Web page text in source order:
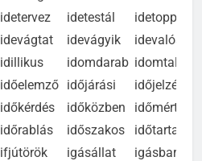
ideszögez ideszökik
idetekint
idetervez idetestál
idetoppan
idevágtat idevágyik
idevalósi
idillikus idomdarab
idomtalan
időelemző időjárási
időjelzés
időkérdés időközben
időmérték
időrablás időszakos
időtartam